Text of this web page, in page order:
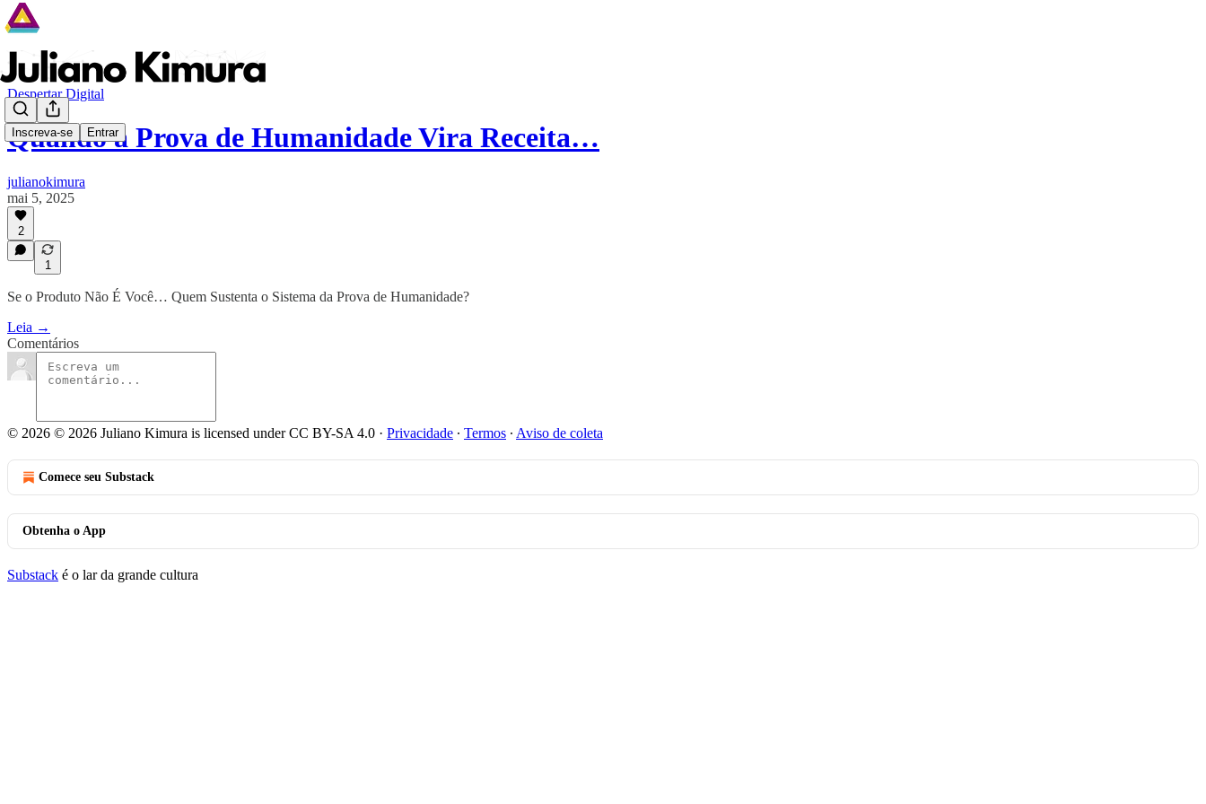
Inscreva-se Entrar
Despertar Digital
Quando a Prova de Humanidade Vira Receita…
julianokimura
mai 5, 2025
2
1
Se o Produto Não É Você… Quem Sustenta o Sistema da Prova de Humanidade?
Leia →
Comentários
© 2026 © 2026 Juliano Kimura is licensed under CC BY-SA 4.0 · Privacidade ∙ Termos ∙ Aviso de coleta
Comece seu Substack
Obtenha o App
Substack é o lar da grande cultura